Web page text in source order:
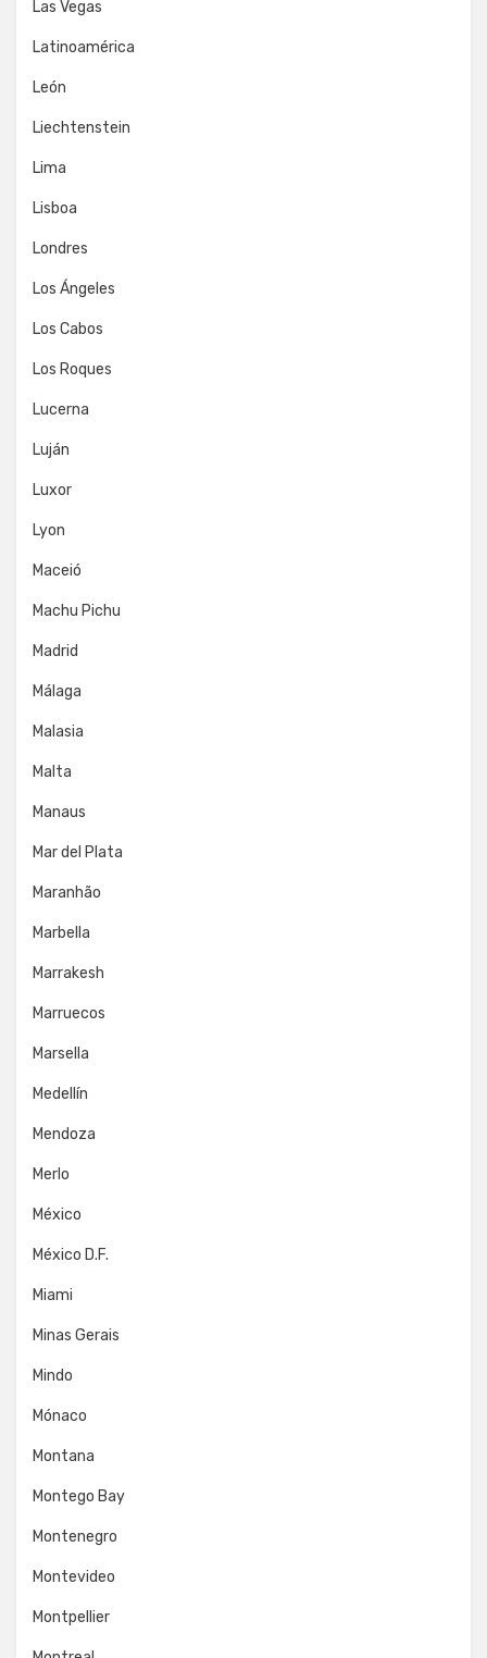
Las Vegas
Latinoamérica
León
Liechtenstein
Lima
Lisboa
Londres
Los Ángeles
Los Cabos
Los Roques
Lucerna
Luján
Luxor
Lyon
Maceió
Machu Pichu
Madrid
Málaga
Malasia
Malta
Manaus
Mar del Plata
Maranhão
Marbella
Marrakesh
Marruecos
Marsella
Medellín
Mendoza
Merlo
México
México D.F.
Miami
Minas Gerais
Mindo
Mónaco
Montana
Montego Bay
Montenegro
Montevideo
Montpellier